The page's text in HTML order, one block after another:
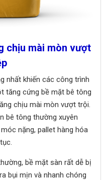
chịu mài mòn vượt
nhất khiến các công trình
tăng cứng bề mặt bê tông
chịu mài mòn vượt trội.
bê tông thường xuyên
nặng, pallet hàng hóa
bề mặt sàn rất dễ bị
bụi mịn và nhanh chóng